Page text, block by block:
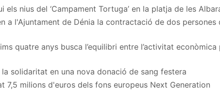
nius del ‘Campament Tortuga’ en la platja de les
a l'Ajuntament de Dénia la contractació de dos persones
quatre anys busca l’equilibri entre l’activitat
solidaritat en una nova donació de sang festera
milions d'euros dels fons europeus Next Generation